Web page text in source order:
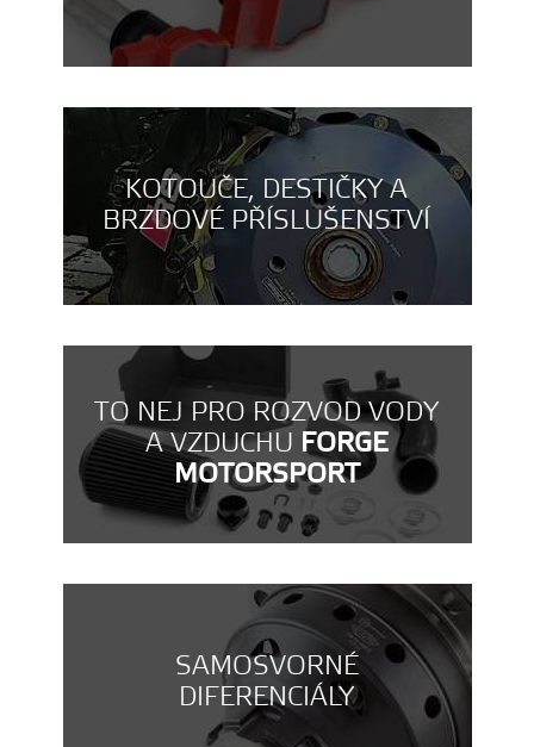
KOTOUČE, DESTIČKY A
BRZDOVÉ PŘÍSLUŠENSTVÍ
TO NEJ PRO ROZVOD VODY
A VZDUCHU FORGE
MOTORSPORT
SAMOSVORNÉ
DIFERENCIÁLY